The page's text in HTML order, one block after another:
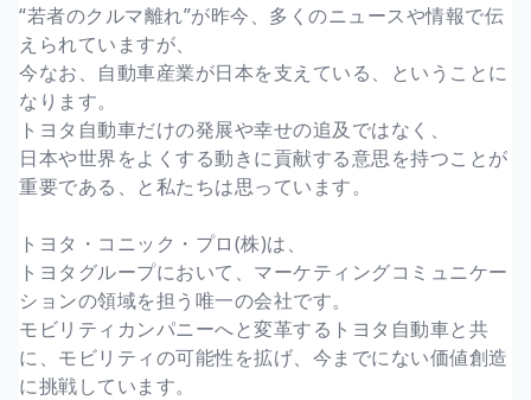
“若者のクルマ離れ”が昨今、多くのニュースや情報で伝
えられていますが、
今なお、自動車産業が日本を支えている、ということに
なります。
トヨタ自動車だけの発展や幸せの追及ではなく、
日本や世界をよくする動きに貢献する意思を持つことが
重要である、と私たちは思っています。
トヨタ・コニック・プロ(株)は、
トヨタグループにおいて、マーケティングコミュニケー
ションの領域を担う唯一の会社です。
モビリティカンパニーへと変革するトヨタ自動車と共
に、モビリティの可能性を拡げ、今までにない価値創造
に挑戦しています。